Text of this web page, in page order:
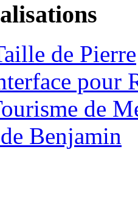
de Pierre
pour
de
Benjamin